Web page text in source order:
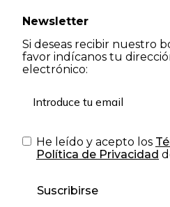
Newsletter
Si deseas recibir nuestro
favor indícanos tu
electrónico:
He leído y acepto los
Política de Privacidad
Suscribirse